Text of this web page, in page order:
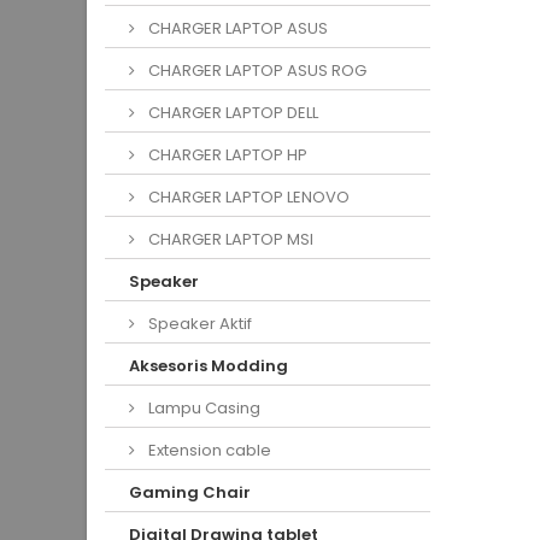
CHARGER LAPTOP ASUS
CHARGER LAPTOP ASUS ROG
CHARGER LAPTOP DELL
CHARGER LAPTOP HP
CHARGER LAPTOP LENOVO
CHARGER LAPTOP MSI
Speaker
Speaker Aktif
Aksesoris Modding
Lampu Casing
Extension cable
Gaming Chair
Digital Drawing tablet